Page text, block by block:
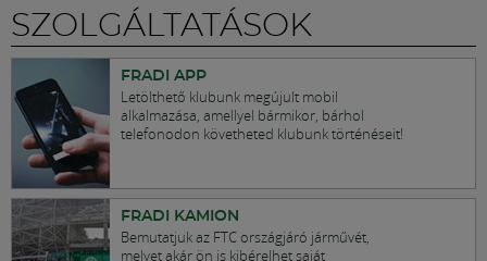
SZOLGÁLTATÁSOK
FRADI APP
Letölthető klubunk megújult mobil
alkalmazása, amellyel bármikor, bárhol
telefonodon követheted klubunk történéseit!
FRADI KAMION
Bemutatjuk az FTC országjáró járművét,
melyet akár ön is kibérelhet saját